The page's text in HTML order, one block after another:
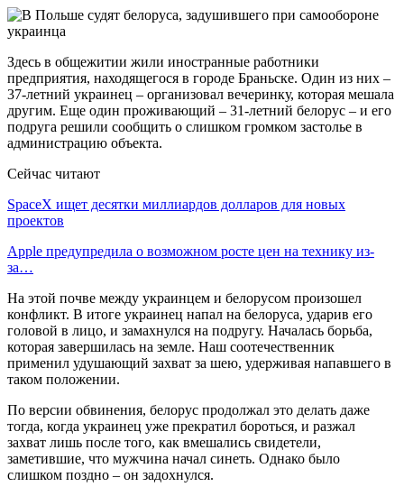
Здесь в общежитии жили иностранные работники
предприятия, находящегося в городе Браньске. Один из них –
37-летний украинец – организовал вечеринку, которая мешала
другим. Еще один проживающий – 31-летний белорус – и его
подруга решили сообщить о слишком громком застолье в
администрацию объекта.
Сейчас читают
SpaceX ищет десятки миллиардов долларов для новых
проектов
Apple предупредила о возможном росте цен на технику из-
за…
На этой почве между украинцем и белорусом произошел
конфликт. В итоге украинец напал на белоруса, ударив его
головой в лицо, и замахнулся на подругу. Началась борьба,
которая завершилась на земле. Наш соотечественник
применил удушающий захват за шею, удерживая напавшего в
таком положении.
По версии обвинения, белорус продолжал это делать даже
тогда, когда украинец уже прекратил бороться, и разжал
захват лишь после того, как вмешались свидетели,
заметившие, что мужчина начал синеть. Однако было
слишком поздно – он задохнулся.